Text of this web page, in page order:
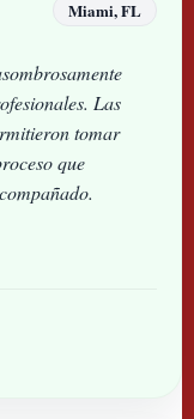
Miami, FL
Las
tomar
que